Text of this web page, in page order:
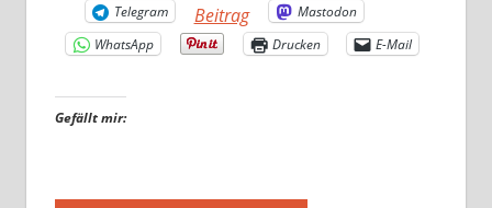
Telegram
Beitrag
Mastodon
WhatsApp
Drucken E-Mail
Gefällt mir: